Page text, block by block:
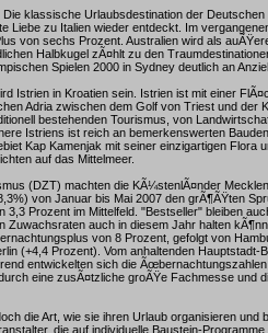
klassische Urlaubsdestination der
Liebe zu Italien wieder entdeckt. Im
von sechs Prozent. Australien wird als
Halbkugel zÃ¤hlt zu den
Spielen 2000 in Sydney deutlich an
Istrien in Kroatien sein. Istrien ist mit einer
Adria zwischen dem Golf von Triest und der
bestehenden Tourismus, von
Istriens ist reich an bemerkenswerten
Kap Kamenjak mit seiner einzigartigen Flora
auf das Mittelmeer.
(DZT) machten die KÃ¼stenlÃ¤nder
von Januar bis Mai 2007 den grÃ¶ÃŸten
Prozent im Mittelfeld. "Bestseller" bleiben
auch in diesem Jahr halten
von 8 Prozent, gefolgt von
(+4,4 Prozent). Vom anhaltenden Hauptstadt-
entwickelten sich die
eine zusÃ¤tzliche groÃŸe Fachmesse und
die Art, wie sie ihren Urlaub organisieren und
die auf individuelle Baustein-